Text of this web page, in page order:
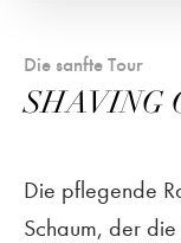
Die sanfte Tour
SHAVING
Die pflegende
Schaum, der